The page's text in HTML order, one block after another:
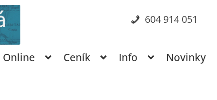
604 914 051
Online Ceník Info Novinky